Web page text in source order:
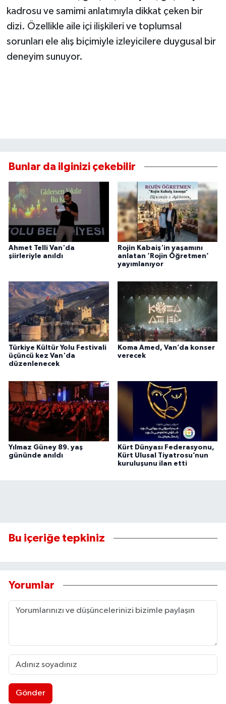
kadrosu ve samimi anlatımıyla dikkat çeken bir
dizi. Özellikle aile içi ilişkileri ve toplumsal
sorunları ele alış biçimiyle izleyicilere duygusal bir
deneyim sunuyor.
Bunlar da ilginizi çekebilir
Ahmet Telli Van'da
şiirleriyle anıldı
Rojin Kabaiş'in yaşamını
anlatan ‘Rojin Öğretmen’
yayımlanıyor
Türkiye Kültür Yolu Festivali
üçüncü kez Van'da
düzenlenecek
Koma Amed, Van’da konser
verecek
Yılmaz Güney 89. yaş
gününde anıldı
Kürt Dünyası Federasyonu,
Kürt Ulusal Tiyatrosu’nun
kuruluşunu ilan etti
Bu içeriğe tepkiniz
Yorumlar
Gönder